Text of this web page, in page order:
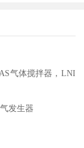
气体搅拌器，LNI
发生器